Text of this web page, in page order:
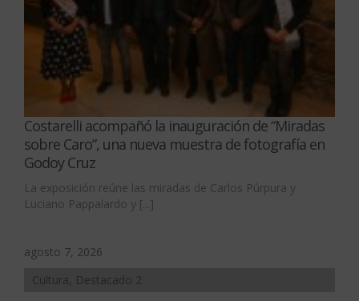
Costarelli acompañó la inauguración de “Miradas
sobre Caro”, una nueva muestra de fotografía en
Godoy Cruz
La exposición reúne las miradas de Carlos Púrpura y
Luciano Pappalardo y [...]
agosto 7, 2026
Cultura, Destacado 2